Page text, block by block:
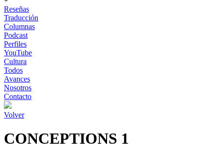
Reseñas
Traducción
Columnas
Podcast
Perfiles
YouTube
Cultura
Todos
Avances
Nosotros
Contacto
Volver
CONCEPTIONS 1